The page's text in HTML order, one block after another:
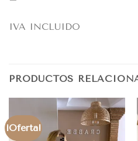
IVA INCLUIDO
PRODUCTOS
¡Oferta!